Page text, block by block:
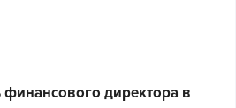
директора в